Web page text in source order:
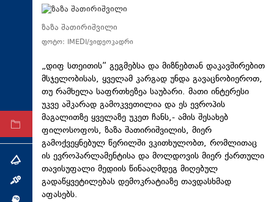
რეგიონი
ტექნოლოგიები
ტაბლოიდი
ინტერვიუ
ზაზა შათირიშვილი
ფოტო: IMEDI/ვიდეოკადრი
„დიფ სთეითის“ გეგმებსა და მიზნებთან დაკავშირებით
მსჯელობისას, ყველამ კარგად უნდა გავაცნობიეროთ,
თუ რამხელა საფრთხეზეა საუბარი. მათი ინტერესი
უკვე აშკარად გამოკვეთილია და ეს ევროპის
მაგალითზე ყველაზე უკეთ ჩანს,- ამის შესახებ
ფილოსოფოს, ზაზა შათირიშვილის, მიერ
გამოქვეყნებულ წერილში ვკითხულობთ, რომლითაც
ის ევროპარლამენტისა და მოლდოვის მიერ ქართული
თავისუფალი მედიის წინააღმდეგ მიღებულ
გადაწყვეტილებას დემოკრატიაზე თავდასხმად
აფასებს.